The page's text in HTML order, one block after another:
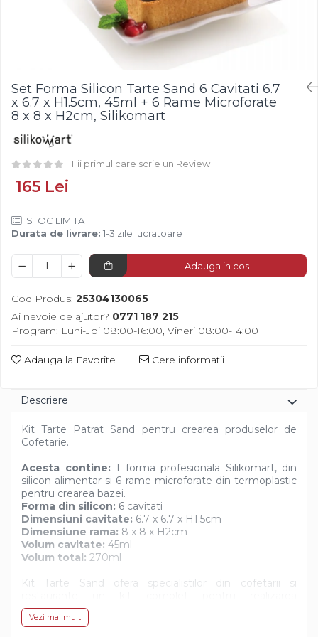
Compot si Cocktail
Arome
Aroma Vanilie
Aroma Lamaie
Zahar
Crocant / Crumble
Lapte Condensat
Topping
Spray Antilipire Tavi
Diverse
Creme de Fructe
Umpluturi de Fructe
Bastonase Lemn
Set Forma Silicon Tarte Sand 6 Cavitati 6.7
x 6.7 x H1.5cm, 45ml + 6 Rame Microforate
8 x 8 x H2cm, Silikomart
Fii primul care scrie un Review
165 Lei
STOC LIMITAT
Durata de livrare: 1-3 zile lucratoare
Adauga in cos
Cod Produs: 25304130065
Ai nevoie de ajutor? 0771 187 215
Program: Luni-Joi 08:00-16:00, Vineri 08:00-14:00
Adauga la Favorite Cere informatii
Descriere
Kit Tarte Patrat Sand pentru crearea produselor de
Cofetarie.
Acesta contine:1 forma profesionala Silikomart, din
silicon alimentar si 6 rame microforate din termoplastic
pentru crearea bazei.
Forma din silicon: 6 cavitati
Dimensiuni cavitate: 6.7 x 6.7 x H1.5cm
Dimensiune rama: 8 x 8 x H2cm
Volum cavitate: 45ml
Volum total: 270ml
Kit Tarte Sand ofera specialistilor din cofetarii si
deserturilor, fixate pe o baza cu suprafata mai ampla si
un volum redus. Se pot realiza, prin aceasta noua
Vezi mai mult